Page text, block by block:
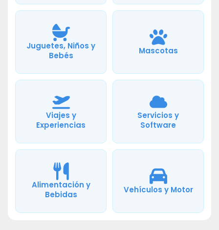
Juguetes, Niños y
Bebés
Mascotas
Viajes y
Experiencias
Servicios y
Software
Alimentación y
Bebidas
Vehículos y Motor